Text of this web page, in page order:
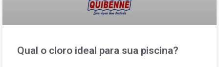
Qual o cloro ideal para sua piscina?